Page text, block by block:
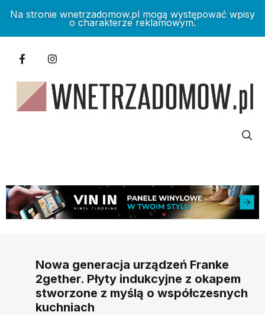
Na stronie wnetrzadomow.pl mogą występować wpisy
o charakterze reklamowym.
Nowa generacja urządzeń Franke
2gether. Płyty indukcyjne z okapem
stworzone z myślą o współczesnych
kuchniach